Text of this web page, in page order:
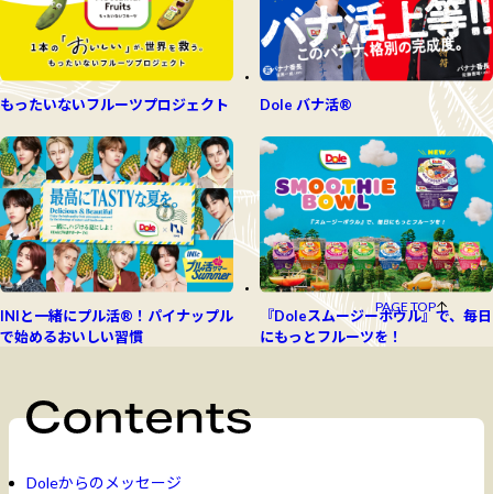
もったいないフルーツプロジェクト Dole バナ活®
INIと一緒にプル活®！パイナップル
で始めるおいしい習慣
『Doleスムージーボウル』で、毎日
にもっとフルーツを！
PAGE TOP
Doleからのメッセージ